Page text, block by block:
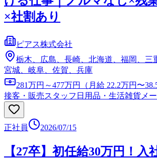
×社割あり
ピアス株式会社
栃木、広島、長崎、北海道、福岡、三
宮城、岐阜、佐賀、兵庫
281万円～477万円（月給 22.2万円〜
接客・販売スタッフ 日用品・生活雑貨メ
正社員 2026/07/15
【27卒】初任給30万円！入